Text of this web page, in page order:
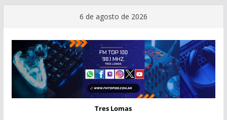
contenido
6 de agosto de 2026
Tres Lomas